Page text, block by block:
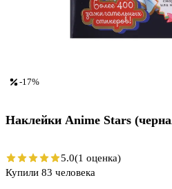
-17%
Наклейки Anime Stars
5.0(1 оценка)
Купили 83 человека